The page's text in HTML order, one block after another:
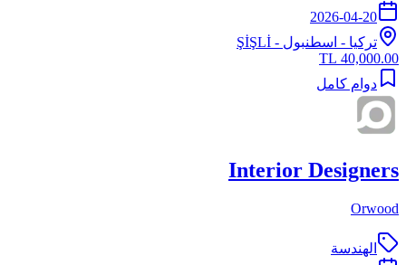
2026-04-20
تركيا - اسطنبول - ŞİŞLİ
40,000.00 TL
دوام كامل
Interior Designers
Orwood
الهندسة